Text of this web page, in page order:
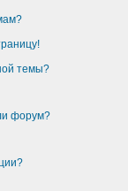
темы?
форум?